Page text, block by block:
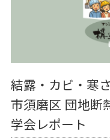
結露・カビ・寒
市須磨区 団地断
学会レポート